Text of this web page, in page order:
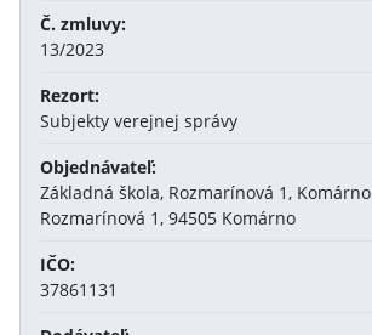
Č. zmluvy:
13/2023
Rezort:
Subjekty verejnej správy
Objednávateľ:
Základná škola, Rozmarínová 1, Komárno
Rozmarínová 1, 94505 Komárno
IČO:
37861131